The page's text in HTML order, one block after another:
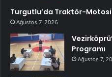
Turgutlu’da Traktör-
Ağustos 7, 2026
Programı
Ağustos 7,